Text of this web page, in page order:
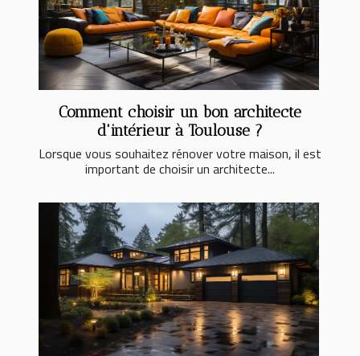
Comment choisir un bon architecte
d'intérieur à Toulouse ?
Lorsque vous souhaitez rénover votre maison, il est
important de choisir un architecte...